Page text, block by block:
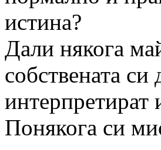
истина?
Дали някога
собствената
интерпретират
Понякога си